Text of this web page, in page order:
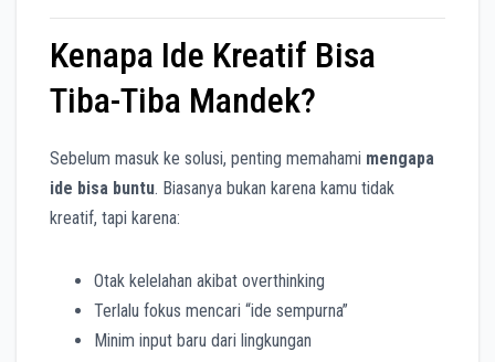
Kenapa Ide Kreatif Bisa
Tiba-Tiba Mandek?
Sebelum masuk ke solusi, penting memahami mengapa
ide bisa buntu. Biasanya bukan karena kamu tidak
kreatif, tapi karena:
Otak kelelahan akibat overthinking
Terlalu fokus mencari “ide sempurna”
Minim input baru dari lingkungan